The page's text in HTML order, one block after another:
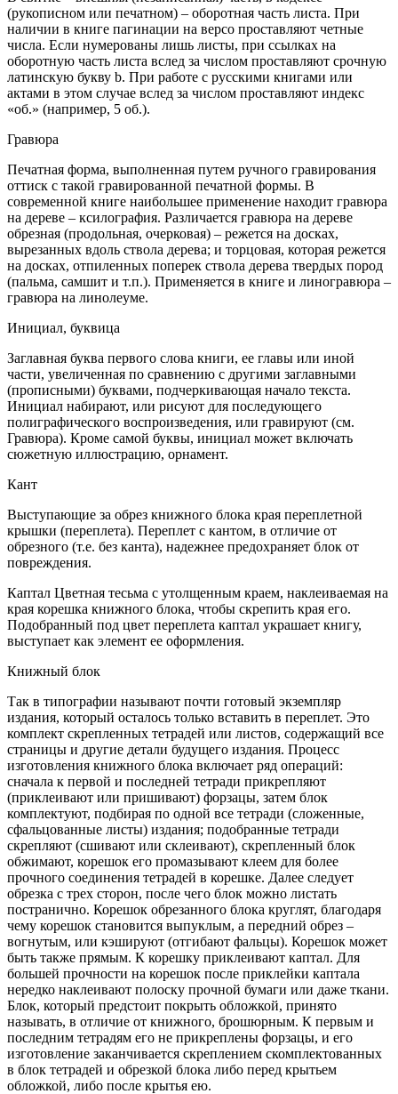
(рукописном или печатном) – оборотная часть листа. При
наличии в книге пагинации на версо проставляют четные
числа. Если нумерованы лишь листы, при ссылках на
оборотную часть листа вслед за числом проставляют срочную
латинскую букву b. При работе с русскими книгами или
актами в этом случае вслед за числом проставляют индекс
«об.» (например, 5 об.).
Гравюра
Печатная форма, выполненная путем ручного гравирования
оттиск с такой гравированной печатной формы. В
современной книге наибольшее применение находит гравюра
на дереве – ксилография. Различается гравюра на дереве
обрезная (продольная, очерковая) – режется на досках,
вырезанных вдоль ствола дерева; и торцовая, которая режется
на досках, отпиленных поперек ствола дерева твердых пород
(пальма, самшит и т.п.). Применяется в книге и линогравюра –
гравюра на линолеуме.
Инициал, буквица
Заглавная буква первого слова книги, ее главы или иной
части, увеличенная по сравнению с другими заглавными
(прописными) буквами, подчеркивающая начало текста.
Инициал набирают, или рисуют для последующего
полиграфического воспроизведения, или гравируют (см.
Гравюра). Кроме самой буквы, инициал может включать
сюжетную иллюстрацию, орнамент.
Кант
Выступающие за обрез книжного блока края переплетной
крышки (переплета). Переплет с кантом, в отличие от
обрезного (т.е. без канта), надежнее предохраняет блок от
повреждения.
Каптал Цветная тесьма с утолщенным краем, наклеиваемая на
края корешка книжного блока, чтобы скрепить края его.
Подобранный под цвет переплета каптал украшает книгу,
выступает как элемент ее оформления.
Книжный блок
Так в типографии называют почти готовый экземпляр
издания, который осталось только вставить в переплет. Это
комплект скрепленных тетрадей или листов, содержащий все
страницы и другие детали будущего издания. Процесс
изготовления книжного блока включает ряд операций:
сначала к первой и последней тетради прикрепляют
(приклеивают или пришивают) форзацы, затем блок
комплектуют, подбирая по одной все тетради (сложенные,
сфальцованные листы) издания; подобранные тетради
скрепляют (сшивают или склеивают), скрепленный блок
обжимают, корешок его промазывают клеем для более
прочного соединения тетрадей в корешке. Далее следует
обрезка с трех сторон, после чего блок можно листать
постранично. Корешок обрезанного блока круглят, благодаря
чему корешок становится выпуклым, а передний обрез –
вогнутым, или кэшируют (отгибают фальцы). Корешок может
быть также прямым. К корешку приклеивают каптал. Для
большей прочности на корешок после приклейки каптала
нередко наклеивают полоску прочной бумаги или даже ткани.
Блок, который предстоит покрыть обложкой, принято
называть, в отличие от книжного, брошюрным. К первым и
последним тетрадям его не прикреплены форзацы, и его
изготовление заканчивается скреплением скомплектованных
в блок тетрадей и обрезкой блока либо перед крытьем
обложкой, либо после крытья ею.